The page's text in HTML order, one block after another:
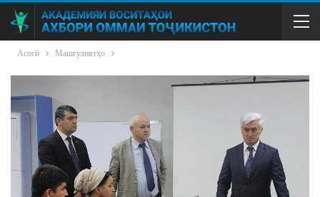
Асосӣ Машғулиятҳо